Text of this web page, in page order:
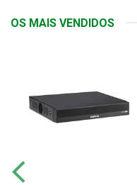
OS MAIS VENDIDOS